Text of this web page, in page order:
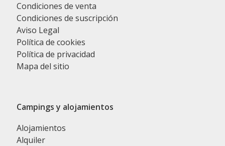
Condiciones de venta
Condiciones de suscripción
Aviso Legal
Política de cookies
Política de privacidad
Mapa del sitio
Campings y alojamientos
Alojamientos
Alquiler